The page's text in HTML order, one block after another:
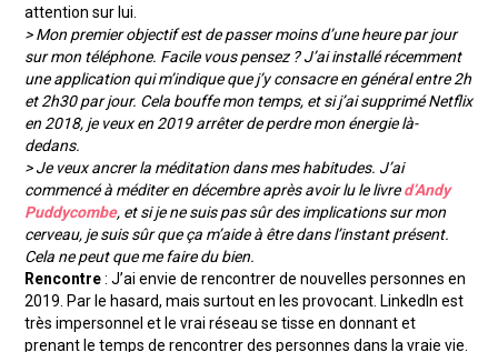
attention sur lui.
> Mon premier objectif est de passer moins d’une heure par jour
sur mon téléphone. Facile vous pensez ? J’ai installé récemment
une application qui m’indique que j’y consacre en général entre 2h
et 2h30 par jour. Cela bouffe mon temps, et si j’ai supprimé Netflix
en 2018, je veux en 2019 arrêter de perdre mon énergie là-
dedans.
> Je veux ancrer la méditation dans mes habitudes. J’ai
commencé à méditer en décembre après avoir lu le livred’Andy
Puddycombe, et si je ne suis pas sûr des implications sur mon
cerveau, je suis sûr que ça m’aide à être dans l’instant présent.
Cela ne peut que me faire du bien.
Rencontre: J’ai envie de rencontrer de nouvelles personnes en
2019. Par le hasard, mais surtout en les provocant. LinkedIn est
très impersonnel et le vrai réseau se tisse en donnant et
prenant le temps de rencontrer des personnes dans la vraie vie.